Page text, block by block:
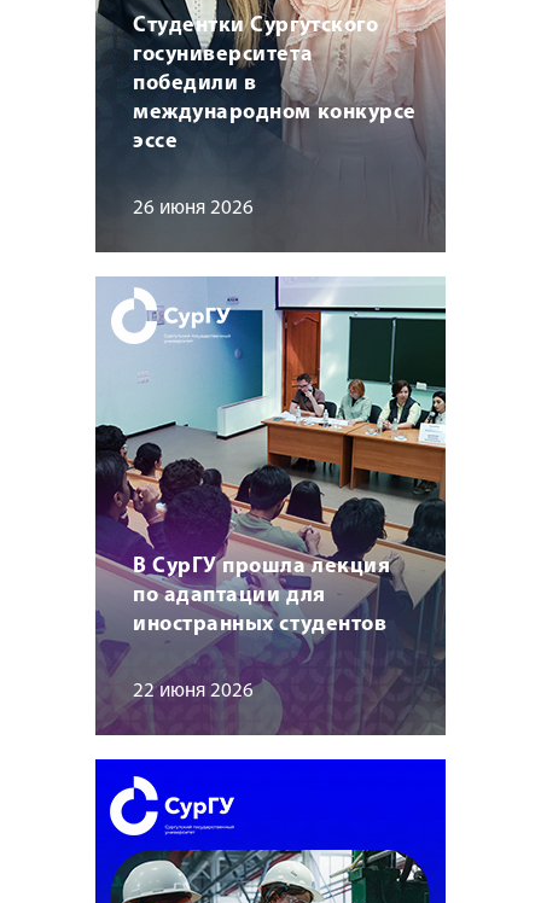
Студентки Сургутского
госуниверситета
победили в
международном конкурсе
эссе
26 июня 2026
В СурГУ прошла лекция
по адаптации для
иностранных студентов
22 июня 2026